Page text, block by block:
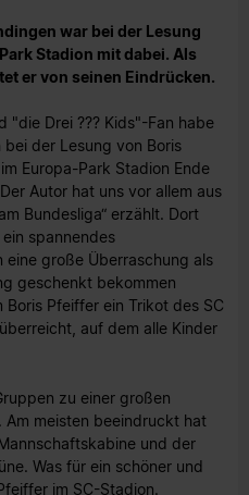
war bei der Lesung
Stadion mit dabei. Als
er von seinen Eindrücken.
"die Drei ??? Kids"-Fan habe
der Lesung von Boris
Europa-Park Stadion Ende
Autor hat uns vor allem aus
Bundesliga“ erzählt. Dort
spannendes
eine große Überraschung als
geschenkt bekommen
Pfeiffer ein Trikot des SC
auf dem alle Kinder
zu einer großen
meisten beeindruckt hat
und der
Was für ein schöner und
im SC-Stadion.